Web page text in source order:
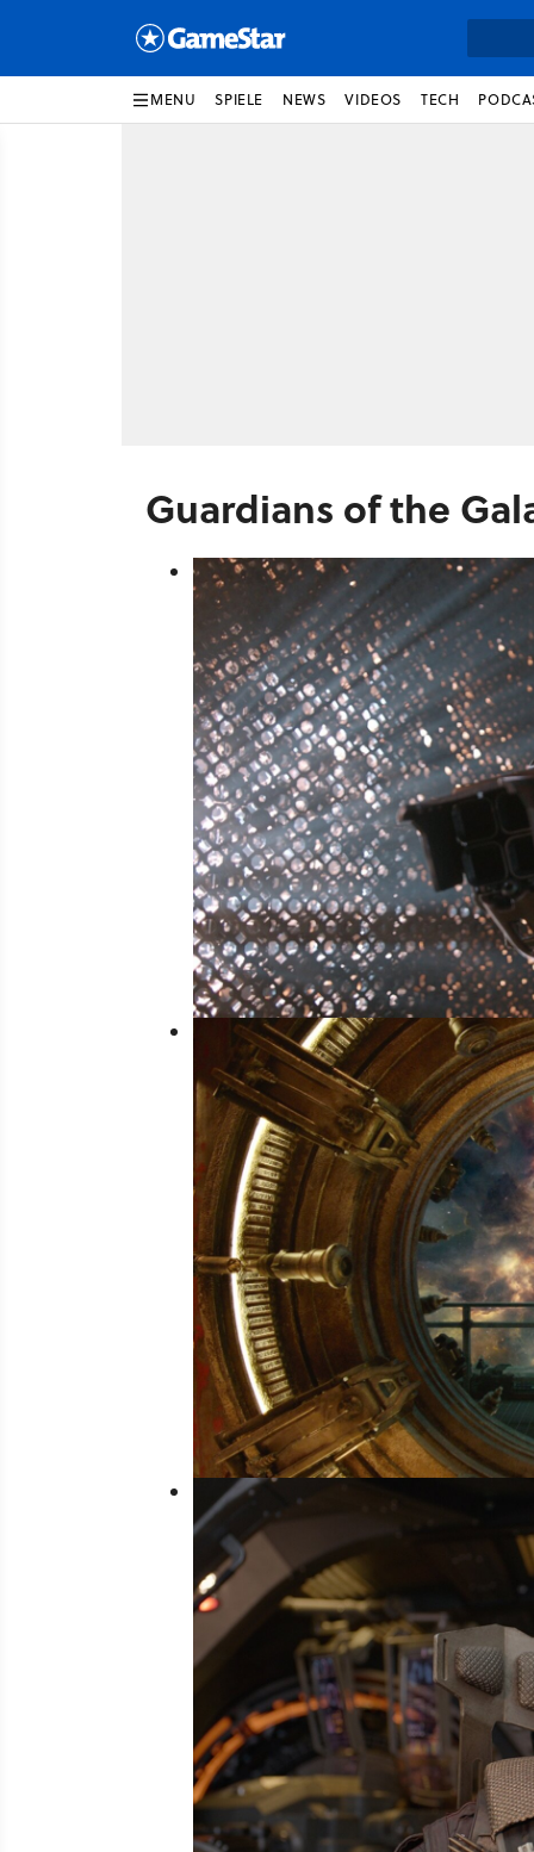
MENU SPIELE NEWS VIDEOS TECH
Guardians of the